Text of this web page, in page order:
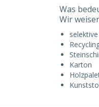
Was
Wir
Karton